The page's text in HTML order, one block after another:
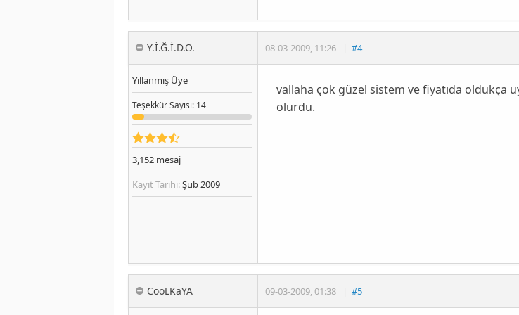
Y.İ.Ğ.İ.D.O. 08-03-2009, 11:26 | #4
Yıllanmış Üye
TeşekkürSayısı: 14
3,152 mesaj
Kayıt Tarihi:Şub 2009
vallaha çok güzel sistem ve fiyatıda oldukça
olurdu.
CooLKaYA 09-03-2009,01:38 | #5